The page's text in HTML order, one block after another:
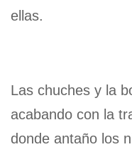
ellas.
Las chuches y la
acabando con la
donde antaño los